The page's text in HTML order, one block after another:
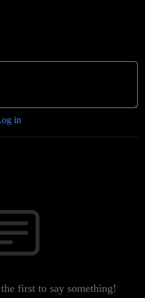
in
first to say something!